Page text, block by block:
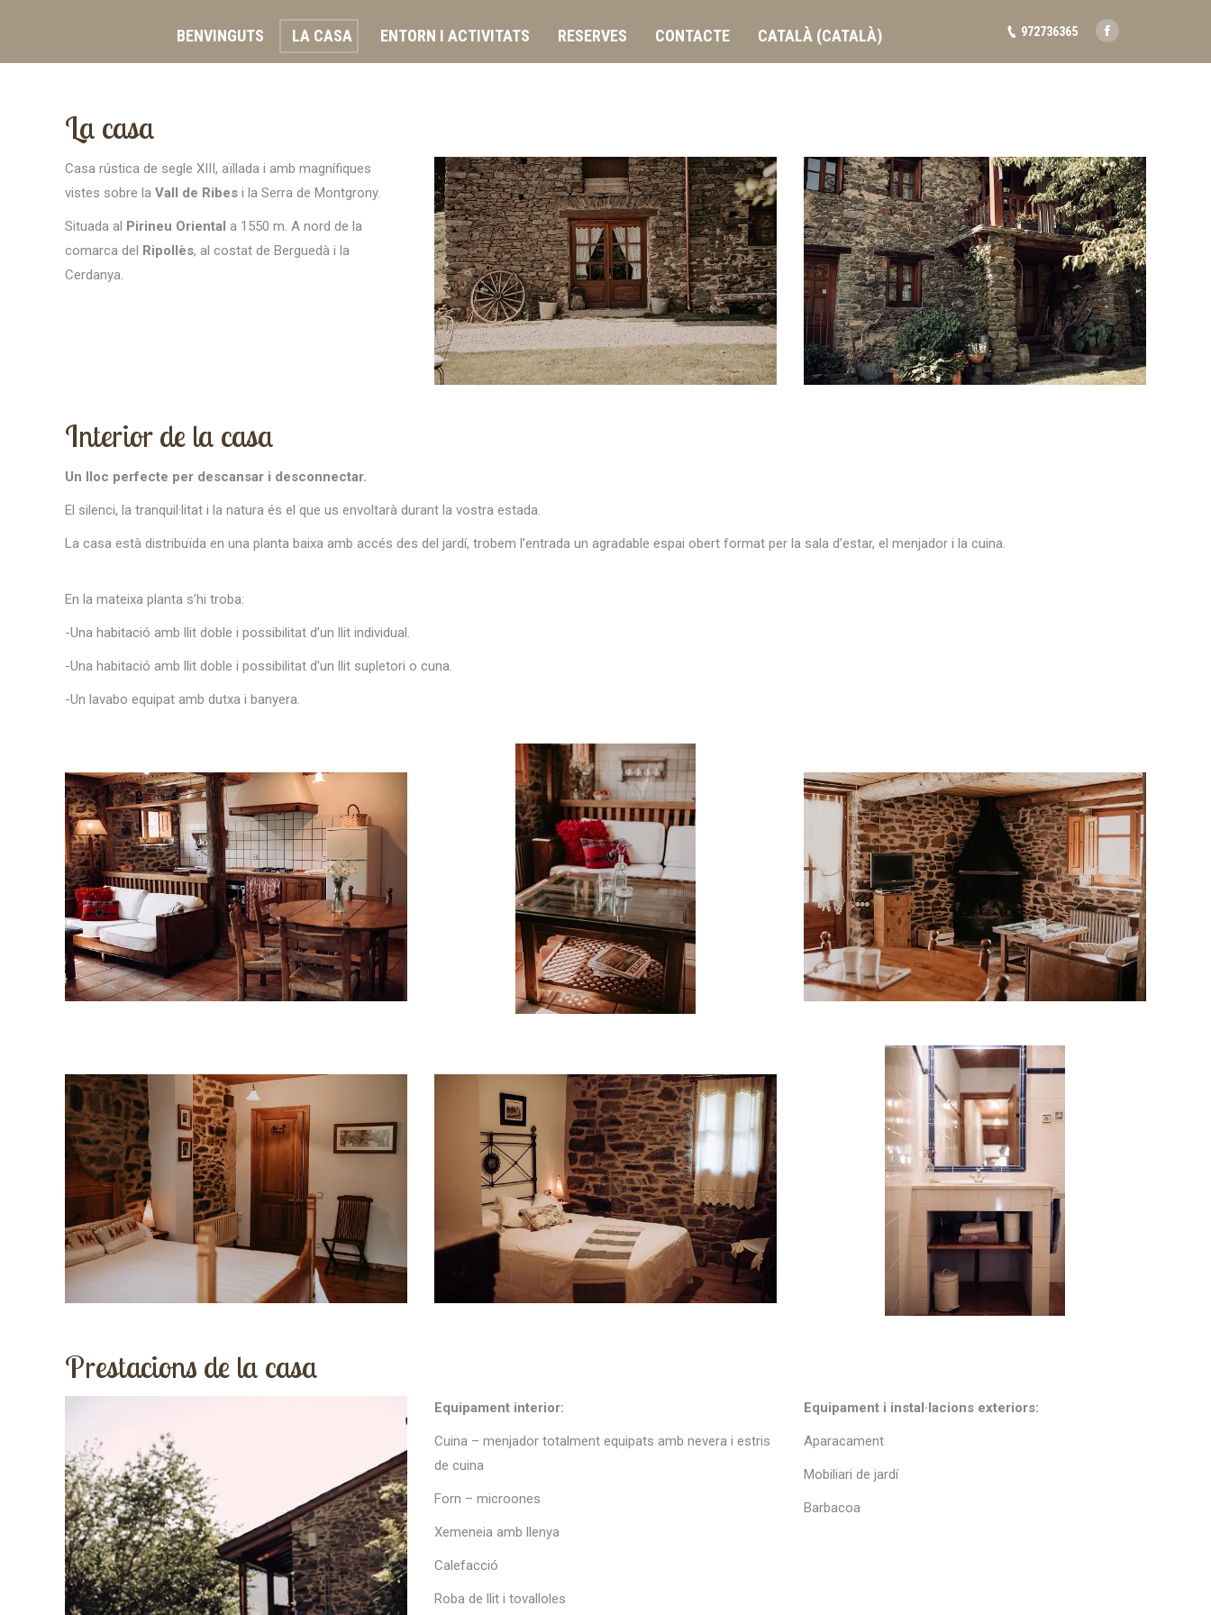
BENVINGUTS LA CASA ENTORN I ACTIVITATS RESERVES CONTACTE CATALÀ (CATALÀ) 972736365
Facebook
La casa
Casa rústica de segle XIII, aïllada i amb magnífiques
vistes sobre la Vall de Ribes i la Serra de Montgrony.
Situada al Pirineu Oriental a 1550 m. A nord de la
comarca del Ripollès, al costat de Berguedà i la
Cerdanya.
Interior de la casa
Un lloc perfecte per descansar i desconnectar.
El silenci, la tranquil·litat i la natura és el que us envoltarà durant la vostra estada.
La casa està distribuïda en una planta baixa amb accés des del jardí, trobem l’entrada un agradable espai obert format per la sala d’estar, el menjador i la cuina.
En la mateixa planta s’hi troba:
-Una habitació amb llit doble i possibilitat d’un llit individual.
-Una habitació amb llit doble i possibilitat d’un llit supletori o cuna.
-Un lavabo equipat amb dutxa i banyera.
Prestacions de la casa
Equipament interior:
Cuina – menjador totalment equipats amb nevera i estris
de cuina
Forn – microones
Xemeneia amb llenya
Calefacció
Roba de llit i tovalloles
Equipament i instal·lacions exteriors:
Aparacament
Mobiliari de jardí
Barbacoa